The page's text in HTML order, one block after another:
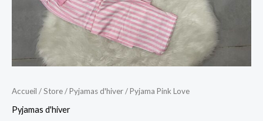
Accueil /Store/Pyjamas d'hiver/ Pyjama Pink Love
Pyjamas d'hiver